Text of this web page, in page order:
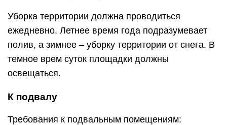
Уборка территории должна проводиться
ежедневно. Летнее время года подразумевает
полив, а зимнее – уборку территории от снега. В
темное врем суток площадки должны
освещаться.
К подвалу
Требования к подвальным помещениям: